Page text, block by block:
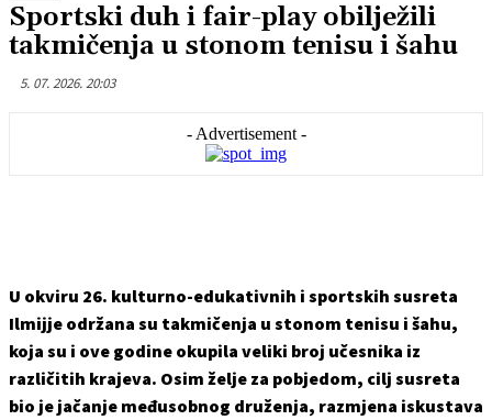
Sportski duh i fair-play obilježili
takmičenja u stonom tenisu i šahu
5. 07. 2026. 20:03
- Advertisement -
U okviru 26. kulturno-edukativnih i sportskih susreta
Ilmijje održana su takmičenja u stonom tenisu i šahu,
koja su i ove godine okupila veliki broj učesnika iz
različitih krajeva. Osim želje za pobjedom, cilj susreta
bio je jačanje međusobnog druženja, razmjena iskustava